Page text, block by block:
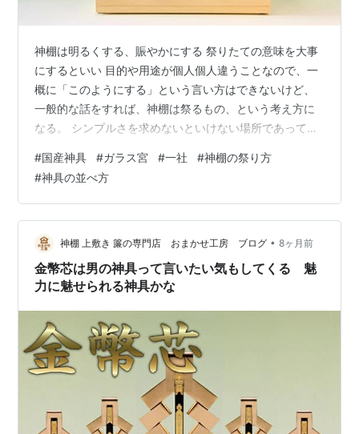
神棚は明るくする、賑やかにする 祭りたての意味を大事
にするといい 目的や用途が個人個人違うことなので、一
概に「このようにする」という言い方はできないけど、
一般的な話をすれば、神棚は祭るもの、という考え方に
なる。 シンプルさを求めないといけない場所であって
なくヒトケを感じないわけだ。 神棚を使わないのであれ
ば、小さな額に入れておいてもいいだろうし、色紙でも
神札の背面にあるだけでも違う。 やはり、ヒトケは温か
みを醸し出すので、ひと工夫の手を加えたものがいいで
しょう。 普通に神棚を使って祭って置く場合には、多少
の神具は欲しい、是非とも置いておきたい、…
#国産神具 #ガラス宮 #一社 #神棚の祭り方
#神具の並べ方
神棚 上敷き 簾の専門店 おまかせ工房 ブログ • 8ヶ月前
金幣芯は男の神具って言いたい気もしてくる 魅
力に魅せられる神具かな